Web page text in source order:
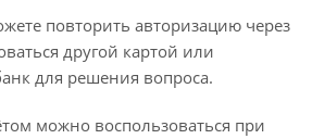
повторить авторизацию через
другой картой или
для решения вопроса.
можно воспользоваться при